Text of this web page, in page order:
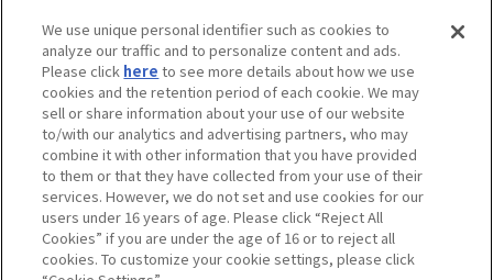
採用情報
サステナビリティ
お問い合わせ
ウェブサイトご利用条件 ソーシャルメディアポリシー
個人情報及び特定個人情報等の取り扱いに関する保護方針
Do Not Sell or Share My Personal Information著作権・商標について
We use unique personal identifier such as cookies to
analyze our traffic and to personalize content and ads.
Please click here to see more details about how we use
cookies and the retention period of each cookie. We may
sell or share information about your use of our website
to/with our analytics and advertising partners, who may
combine it with other information that you have provided
to them or that they have collected from your use of their
services. However, we do not set and use cookies for our
users under 16 years of age. Please click “Reject All
Cookies” if you are under the age of 16 or to reject all
cookies. To customize your cookie settings, please click